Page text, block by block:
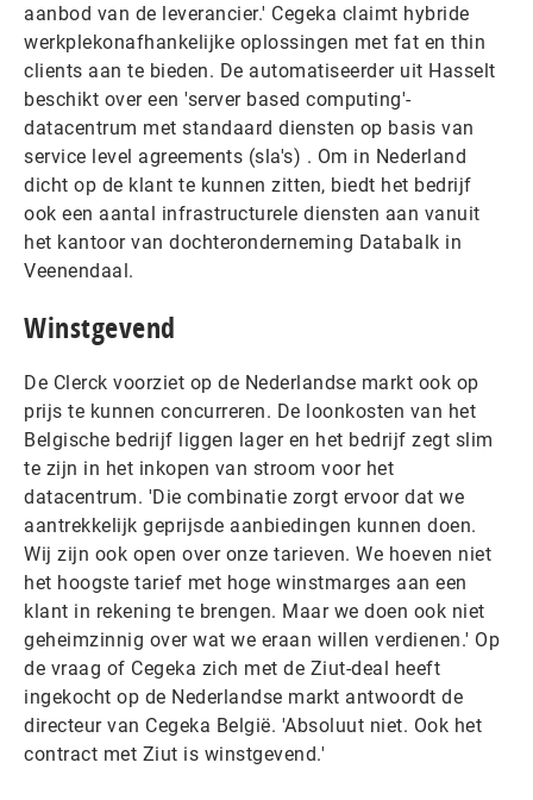
aanbod van de leverancier.' Cegeka claimt hybride
werkplekonafhankelijke oplossingen met fat en thin
clients aan te bieden. De automatiseerder uit Hasselt
beschikt over een 'server based computing'-
datacentrum met standaard diensten op basis van
service level agreements (sla's) . Om in Nederland
dicht op de klant te kunnen zitten, biedt het bedrijf
ook een aantal infrastructurele diensten aan vanuit
het kantoor van dochteronderneming Databalk in
Veenendaal.
Winstgevend
De Clerck voorziet op de Nederlandse markt ook op
prijs te kunnen concurreren. De loonkosten van het
Belgische bedrijf liggen lager en het bedrijf zegt slim
te zijn in het inkopen van stroom voor het
datacentrum. 'Die combinatie zorgt ervoor dat we
aantrekkelijk geprijsde aanbiedingen kunnen doen.
Wij zijn ook open over onze tarieven. We hoeven niet
het hoogste tarief met hoge winstmarges aan een
klant in rekening te brengen. Maar we doen ook niet
geheimzinnig over wat we eraan willen verdienen.' Op
de vraag of Cegeka zich met de Ziut-deal heeft
ingekocht op de Nederlandse markt antwoordt de
directeur van Cegeka België. 'Absoluut niet. Ook het
contract met Ziut is winstgevend.'